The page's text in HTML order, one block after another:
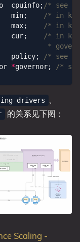
cpuinfo; /* see
min;
/* in
max;
/* in
cur;
*
policy;
/* see
*governor;
/*
drivers
的关系见下图：
Scaling -